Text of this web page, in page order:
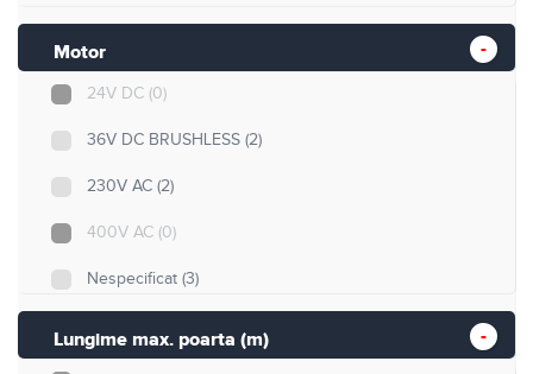
Motor
24V DC (0)
36V DC BRUSHLESS (2)
230V AC (2)
400V AC (0)
Nespecificat (3)
Lungime max. poarta (m)